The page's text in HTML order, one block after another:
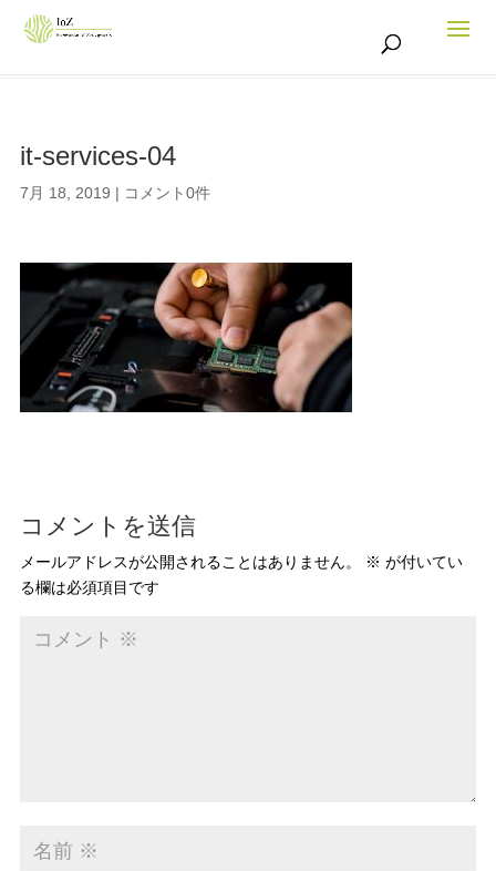
it-services-04
7月 18, 2019 | コメント0件
コメントを送信
メールアドレスが公開されることはありません。 ※ が付いてい
る欄は必須項目です